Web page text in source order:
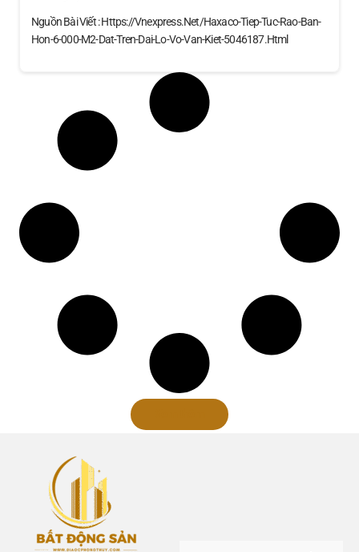
Nguồn Bài Viết : Https://vnexpress.net/haxaco-Tiep-Tuc-Rao-Ban-
Hon-6-000-M2-Dat-Tren-Dai-Lo-Vo-Van-Kiet-5046187.html